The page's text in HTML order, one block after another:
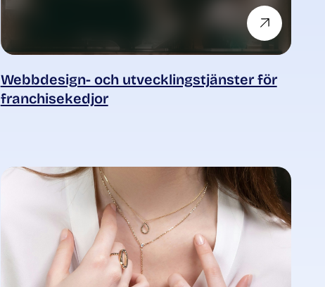
Webbdesign- och utvecklingstjänster för
franchisekedjor